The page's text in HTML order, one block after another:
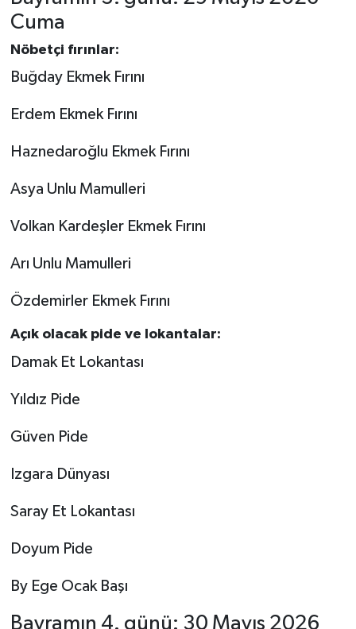
Cuma
Nöbetçi fırınlar:
Buğday Ekmek Fırını
Erdem Ekmek Fırını
Haznedaroğlu Ekmek Fırını
Asya Unlu Mamulleri
Volkan Kardeşler Ekmek Fırını
Arı Unlu Mamulleri
Özdemirler Ekmek Fırını
Açık olacak pide ve lokantalar:
Damak Et Lokantası
Yıldız Pide
Güven Pide
Izgara Dünyası
Saray Et Lokantası
Doyum Pide
By Ege Ocak Başı
Bayramın 4. günü: 30 Mayıs 2026